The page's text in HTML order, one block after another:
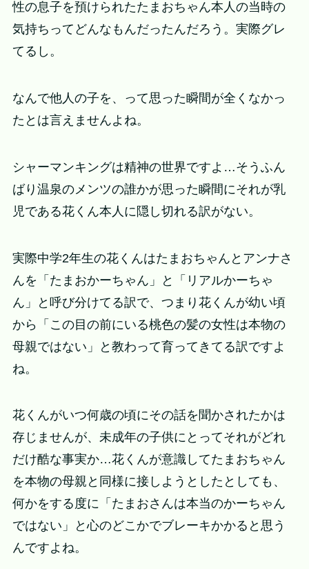
性の息子を預けられたたまおちゃん本人の当時の
気持ちってどんなもんだったんだろう。実際グレ
てるし。
なんで他人の子を、って思った瞬間が全くなかっ
たとは言えませんよね。
シャーマンキングは精神の世界ですよ…そうふん
ばり温泉のメンツの誰かが思った瞬間にそれが乳
児である花くん本人に隠し切れる訳がない。
実際中学2年生の花くんはたまおちゃんとアンナさ
んを「たまおかーちゃん」と「リアルかーちゃ
ん」と呼び分けてる訳で、つまり花くんが幼い頃
から「この目の前にいる桃色の髪の女性は本物の
母親ではない」と教わって育ってきてる訳ですよ
ね。
花くんがいつ何歳の頃にその話を聞かされたかは
存じませんが、未成年の子供にとってそれがどれ
だけ酷な事実か…花くんが意識してたまおちゃん
を本物の母親と同様に接しようとしたとしても、
何かをする度に「たまおさんは本当のかーちゃん
ではない」と心のどこかでブレーキかかると思う
んですよね。